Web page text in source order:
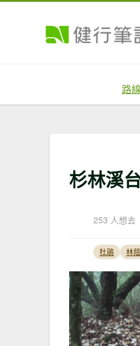
路線
杉林溪
253 人想去
杜鵑 林蔭